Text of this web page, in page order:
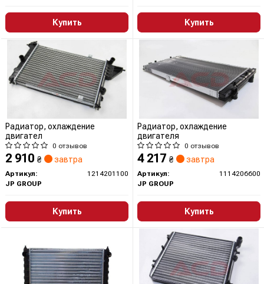
Купить Купить
Радиатор, охлаждение
двигател
0 отзывов
2 910 ₴ завтра
Артикул:
1214201100
JP GROUP
Купить
Радиатор, охлаждение
двигателя
0 отзывов
4 217 ₴ завтра
Артикул:
1114206600
JP GROUP
Купить